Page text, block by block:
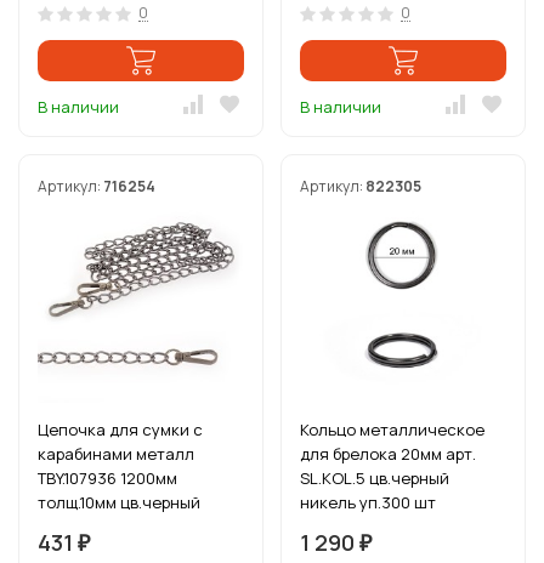
0
В наличии
0
В наличии
Артикул: 716254
Цепочка для сумки с
карабинами металл
TBY.107936 1200мм
толщ.10мм цв.черный
431 ₽
Артикул: 822305
Кольцо металлическое
для брелока 20мм арт.
SL.KOL.5 цв.черный
никель уп.300 шт
1 290 ₽